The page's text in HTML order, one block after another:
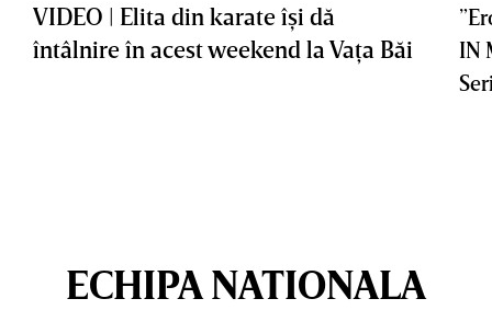
VIDEO | Elita din karate îşi dă
întâlnire în acest weekend la Vaţa Băi
IN
ECHIPA NATIONALA